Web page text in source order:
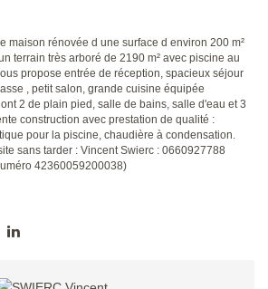
maison rénovée d une surface d environ 200 m²
terrain très arboré de 2190 m² avec piscine au
propose entrée de réception, spacieux séjour
, petit salon, grande cuisine équipée
2 de plain pied, salle de bains, salle d'eau et 3
construction avec prestation de qualité :
pour la piscine, chaudière à condensation.
sans tarder : Vincent Swierc : 0660927788
42360059200038)